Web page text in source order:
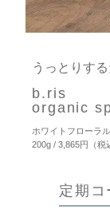
うっとりす
b.ris
organic
ホワイトフローラ
200g / 3,865円（税
定期コ